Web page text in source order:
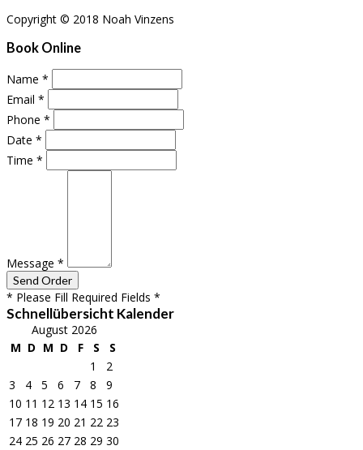
Copyright © 2018 Noah Vinzens
Book Online
Name *
Email *
Phone *
Date *
Time *
Message *
* Please Fill Required Fields *
Schnellübersicht Kalender
August 2026
M D M D F S S
1
2
3
4 5 6 7 8
9
10 11 12 13 14 15 16
17 18 19 20 21 22 23
24 25 26 27 28 29 30